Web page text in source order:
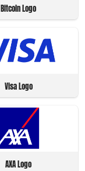
Bitcoin Logo
Visa Logo
AXA Logo